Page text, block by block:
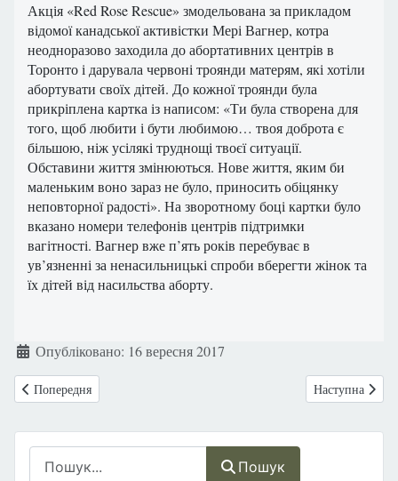
Пошук
Акція «Red Rose Rescue» змодельована за прикладом
відомої канадської активістки Мері Вагнер, котра
неодноразово заходила до абортативних центрів в
Торонто і дарувала червоні троянди матерям, які хотіли
абортувати своїх дітей. До кожної троянди була
прикріплена картка із написом: «Ти була створена для
того, щоб любити і бути любимою… твоя доброта є
більшою, ніж усілякі труднощі твоєї ситуації.
Обставини життя змінюються. Нове життя, яким би
маленьким воно зараз не було, приносить обіцянку
неповторної радості». На зворотному боці картки було
вказано номери телефонів центрів підтримки
вагітності. Вагнер вже п’ять років перебуває в
ув’язненні за ненасильницькі спроби вберегти жінок та
їх дітей від насильства аборту.
ДеталіОпубліковано: 16 вересня 2017
Попередня стаття: Колумбія: ...хотіла вчинити евтаназію, однак
Попередня Наступна
Наступна